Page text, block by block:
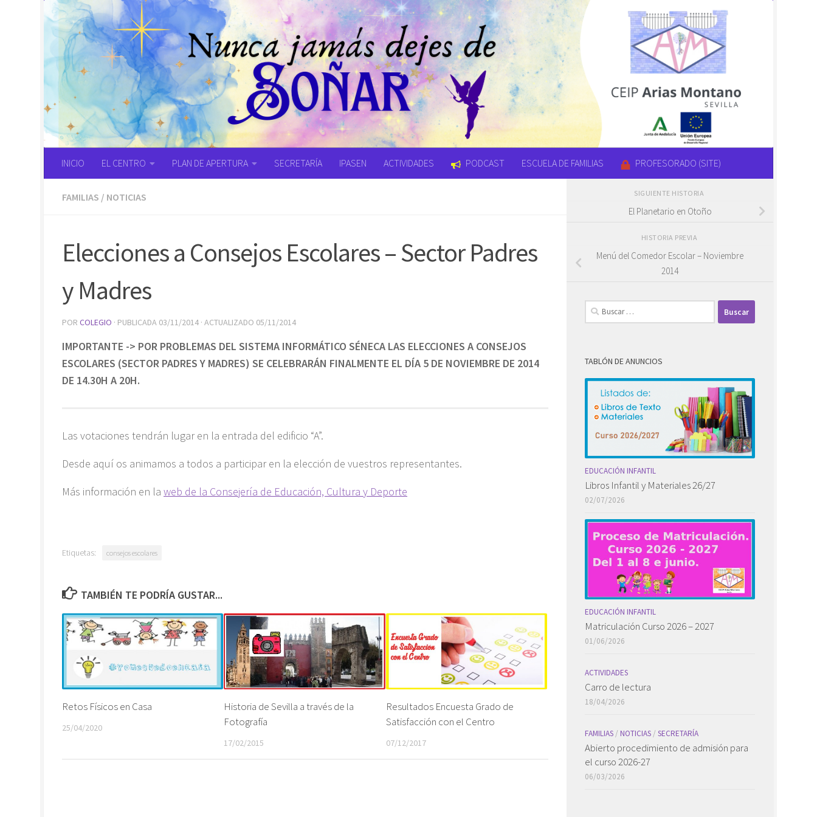
Saltar al contenido
INICIO EL CENTRO PLAN DE APERTURA SECRETARÍA IPASEN ACTIVIDADES PODCAST ESCUELA DE FAMILIAS PROFESORADO (SITE)
FAMILIAS / NOTICIAS
Elecciones a Consejos Escolares – Sector Padres
y Madres
POR COLEGIO · PUBLICADA 03/11/2014 · ACTUALIZADO 05/11/2014
IMPORTANTE -> POR PROBLEMAS DEL SISTEMA INFORMÁTICO SÉNECA LAS ELECCIONES A CONSEJOS
ESCOLARES (SECTOR PADRES Y MADRES) SE CELEBRARÁN FINALMENTE EL DÍA 5 DE NOVIEMBRE DE 2014
DE 14.30H A 20H.
Las votaciones tendrán lugar en la entrada del edificio “A”.
Desde aquí os animamos a todos a participar en la elección de vuestros representantes.
Más información en la web de la Consejería de Educación, Cultura y Deporte
Etiquetas: consejos escolares
TAMBIÉN TE PODRÍA GUSTAR...
Retos Físicos en Casa
25/04/2020
Historia de Sevilla a través de la
Fotografía
17/02/2015
Resultados Encuesta Grado de
Satisfacción con el Centro
07/12/2017
SIGUIENTE HISTORIA
El Planetario en Otoño
HISTORIA PREVIA
Menú del Comedor Escolar – Noviembre
2014
Buscar:
TABLÓN DE ANUNCIOS
EDUCACIÓN INFANTIL
Libros Infantil y Materiales 26/27
02/07/2026
EDUCACIÓN INFANTIL
Matriculación Curso 2026 – 2027
01/06/2026
ACTIVIDADES
Carro de lectura
18/04/2026
FAMILIAS / NOTICIAS / SECRETARÍA
Abierto procedimiento de admisión para
el curso 2026-27
06/03/2026